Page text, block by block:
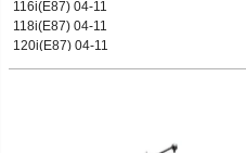
116i(E87) 04-11
118i(E87) 04-11
120i(E87) 04-11